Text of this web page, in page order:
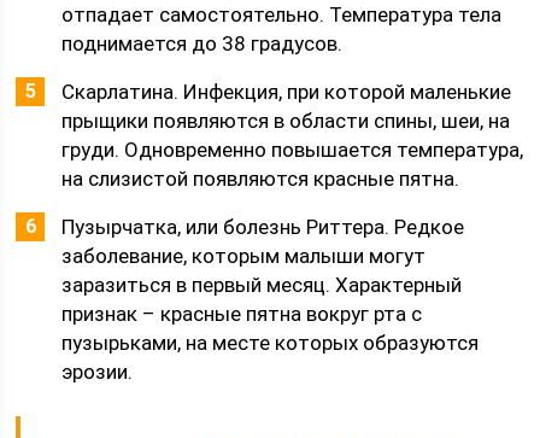
отпадает самостоятельно. Температура тела
поднимается до 38 градусов.
Скарлатина. Инфекция, при которой маленькие
прыщики появляются в области спины, шеи, на
груди. Одновременно повышается температура,
на слизистой появляются красные пятна.
Пузырчатка, или болезнь Риттера. Редкое
заболевание, которым малыши могут
заразиться в первый месяц. Характерный
признак – красные пятна вокруг рта с
пузырьками, на месте которых образуются
эрозии.